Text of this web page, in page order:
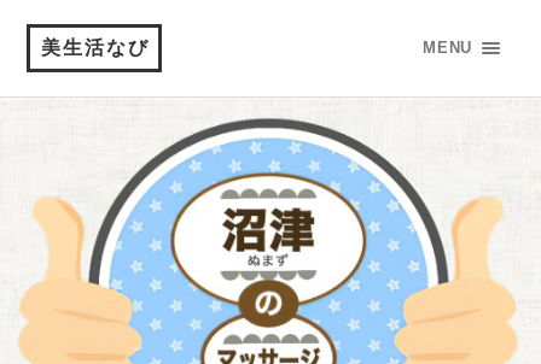
美生活なび MENU